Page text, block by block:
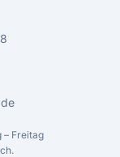
– Freitag